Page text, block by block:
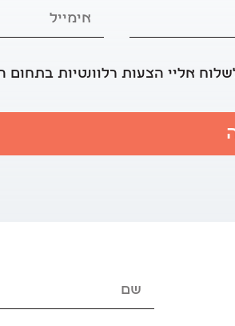
אליי הצעות רלוונטיות בתחום